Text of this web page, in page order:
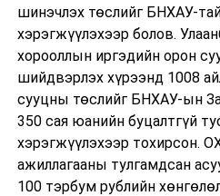
шинэчлэх төслийг БНХАУ-
хэрэгжүүлэхээр болов.
хорооллын иргэдийн орон
шийдвэрлэх хүрээнд 1008
сууцны төслийг БНХАУ-ын
350 сая юанийн буцалтгүй
хэрэгжүүлэхээр тохирсон.
ажиллагааны тулгамдсан
100 тэрбум рублийн